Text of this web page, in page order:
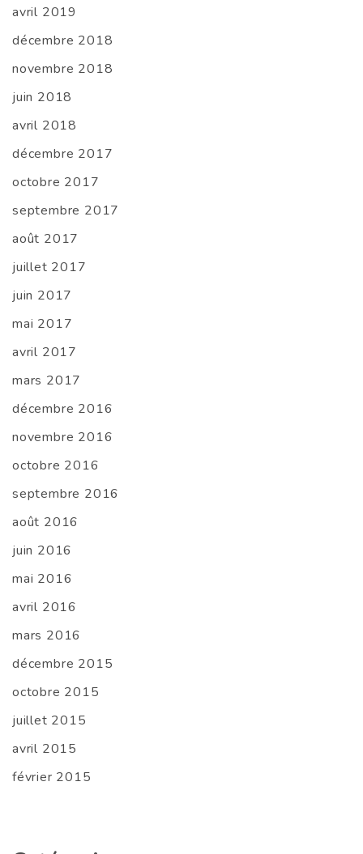
avril 2019
décembre 2018
novembre 2018
juin 2018
avril 2018
décembre 2017
octobre 2017
septembre 2017
août 2017
juillet 2017
juin 2017
mai 2017
avril 2017
mars 2017
décembre 2016
novembre 2016
octobre 2016
septembre 2016
août 2016
juin 2016
mai 2016
avril 2016
mars 2016
décembre 2015
octobre 2015
juillet 2015
avril 2015
février 2015